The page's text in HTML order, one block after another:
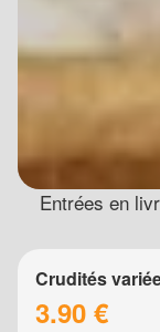
Entrées en
Crudités
3.90 €